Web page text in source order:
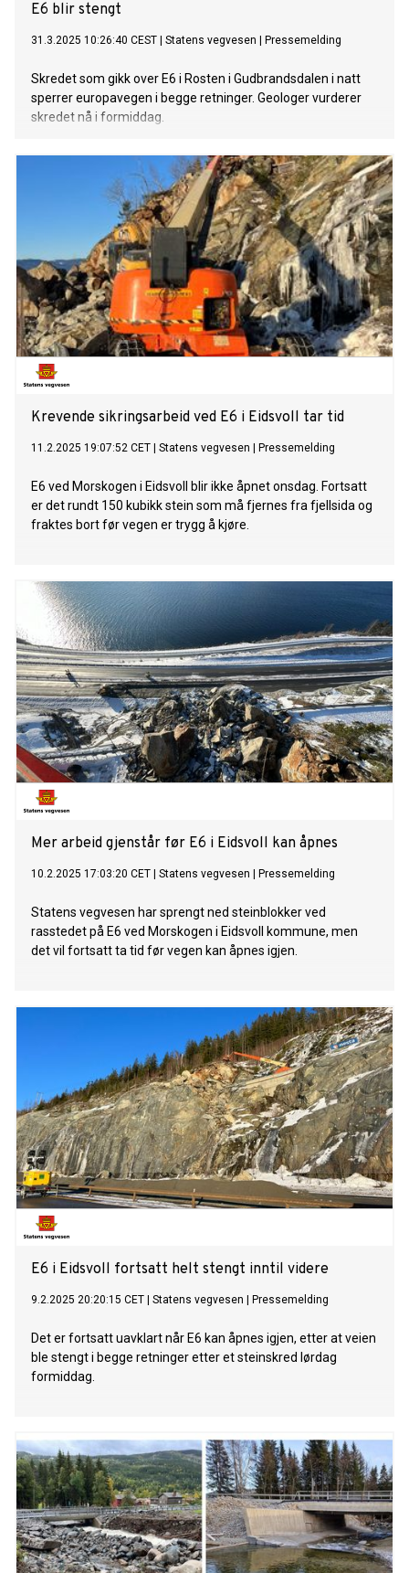
E6 blir stengt
31.3.2025 10:26:40 CEST Statens vegvesen Pressemelding
Skredet som gikk over E6 i Rosten i Gudbrandsdalen i natt
sperrer europavegen i begge retninger. Geologer vurderer
skredet nå i formiddag.
Krevende sikringsarbeid ved E6 i Eidsvoll tar tid
11.2.2025 19:07:52 CET Statens vegvesen Pressemelding
E6 ved Morskogen i Eidsvoll blir ikke åpnet onsdag. Fortsatt
er det rundt 150 kubikk stein som må fjernes fra fjellsida og
fraktes bort før vegen er trygg å kjøre.
Mer arbeid gjenstår før E6 i Eidsvoll kan åpnes
10.2.2025 17:03:20 CET Statens vegvesen Pressemelding
Statens vegvesen har sprengt ned steinblokker ved
rasstedet på E6 ved Morskogen i Eidsvoll kommune, men
det vil fortsatt ta tid før vegen kan åpnes igjen.
E6 i Eidsvoll fortsatt helt stengt inntil videre
9.2.2025 20:20:15 CET Statens vegvesen Pressemelding
Det er fortsatt uavklart når E6 kan åpnes igjen, etter at veien
ble stengt i begge retninger etter et steinskred lørdag
formiddag.